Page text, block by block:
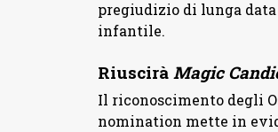
pregiudizio di lunga
infantile.
Riuscirà Magic
Il riconoscimento degli
nomination mette in